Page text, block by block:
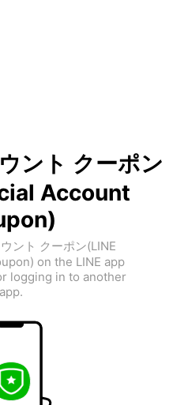
ント クーポン
Account
ント クーポン(LINE
on the LINE app
logging in to another
app.